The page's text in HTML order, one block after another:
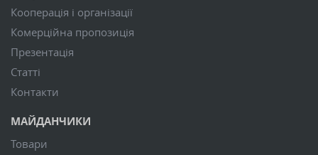
Кооперація і організації
Комерційна пропозиція
Презентація
Статті
Контакти
МАЙДАНЧИКИ
Товари